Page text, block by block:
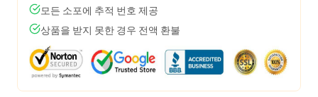
모든 소포에 추적 번호 제공
상품을 받지 못한 경우 전액 환불